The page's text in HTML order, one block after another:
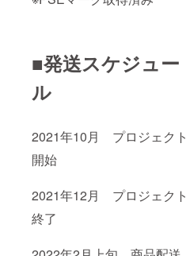
■発送スケジュー
ル
2021年10月 プロジェクト
開始
2021年12月 プロジェクト
終了